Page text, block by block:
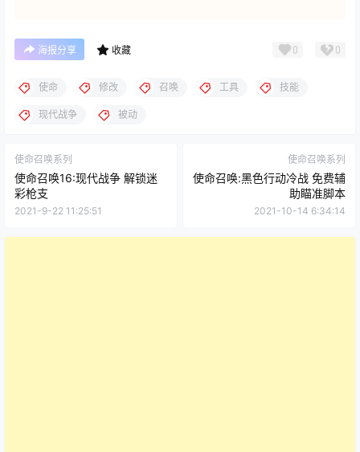
海报分享 收藏 0 0
使命 修改 召唤 工具 技能
现代战争 被动
使命召唤系列
使命召唤16:现代战争 解锁迷
彩枪支
2021-9-22 11:25:51
使命召唤系列
使命召唤:黑色行动冷战 免费辅
助瞄准脚本
2021-10-14 6:34:14